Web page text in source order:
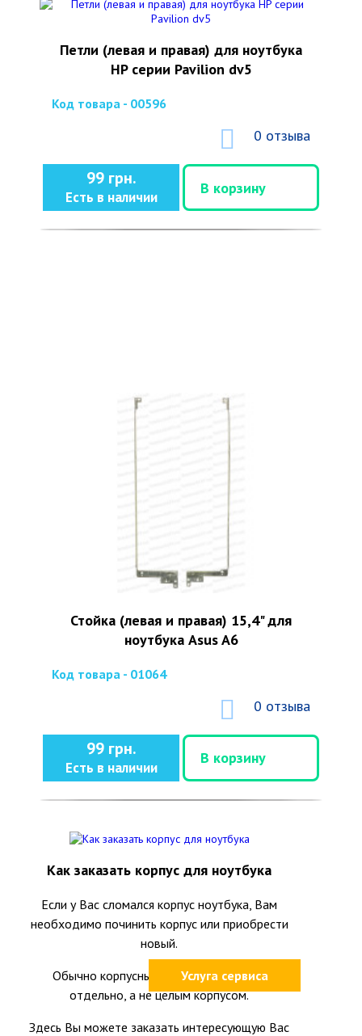
Петли (левая и правая) для ноутбука
HP серии Pavilion dv5
Код товара - 00596
0 отзыва
99 грн.
Есть в наличии
В корзину
Стойка (левая и правая) 15,4" для
ноутбука Asus A6
Код товара - 01064
0 отзыва
99 грн.
Есть в наличии
В корзину
Услуга сервиса
Как заказать корпус для ноутбука
Если у Вас сломался корпус ноутбука, Вам
необходимо починить корпус или приобрести
новый.
Обычно корпусные детали продаются
отдельно, а не целым корпусом.
Здесь Вы можете заказать интересующую Вас